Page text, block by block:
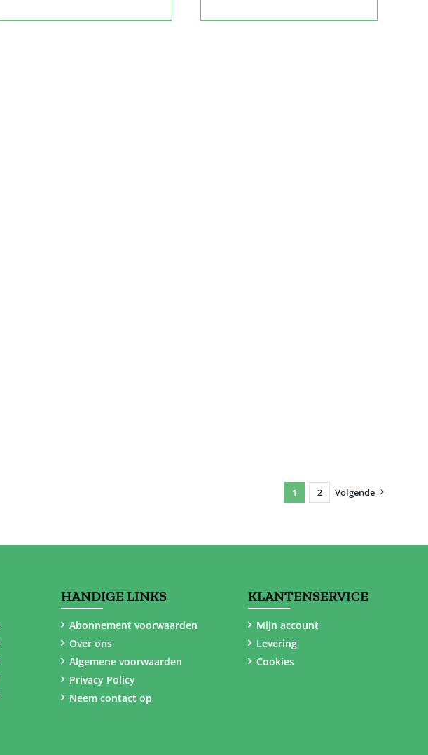
1 2 Volgende
HANDIGE LINKS
Abonnement voorwaarden
Over ons
Algemene voorwaarden
Privacy Policy
Neem contact op
KLANTENSERVICE
Mijn account
Levering
Cookies